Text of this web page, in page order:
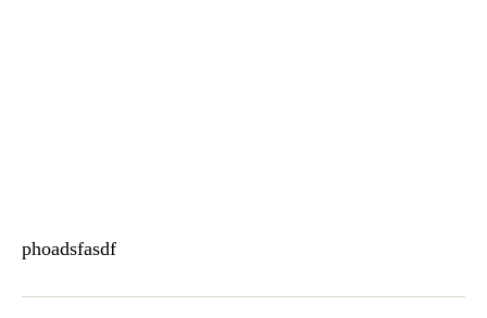
phoadsfasdf